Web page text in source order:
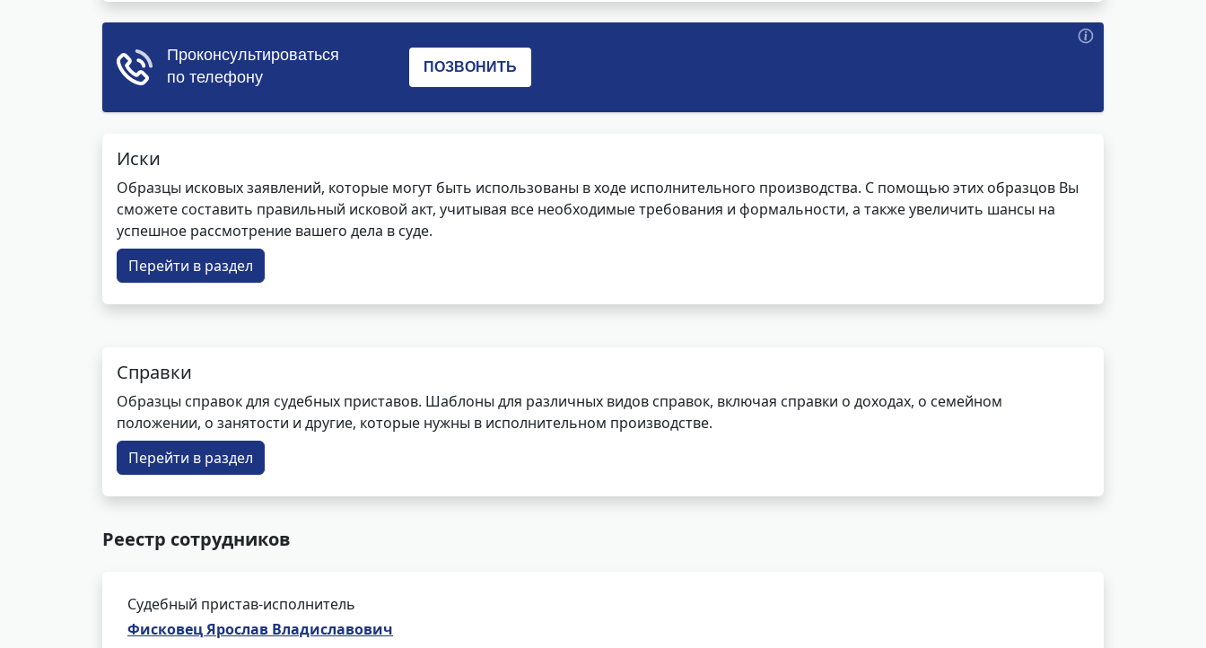
Иски
Образцы исковых заявлений, которые могут быть использованы в ходе исполнительного производства. С помощью этих образцов Вы
сможете составить правильный исковой акт, учитывая все необходимые требования и формальности, а также увеличить шансы на
успешное рассмотрение вашего дела в суде.
Перейти в раздел
Справки
Образцы справок для судебных приставов. Шаблоны для различных видов справок, включая справки о доходах, о семейном
положении, о занятости и другие, которые нужны в исполнительном производстве.
Перейти в раздел
Реестр сотрудников
Судебный пристав-исполнитель
Фисковец Ярослав Владиславович